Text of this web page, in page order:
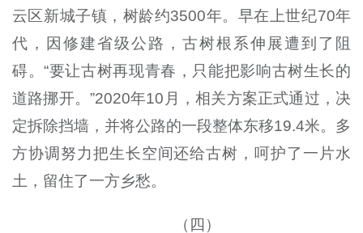
云区新城子镇，树龄约3500年。早在上世纪70年
代，因修建省级公路，古树根系伸展遭到了阻
碍。“要让古树再现青春，只能把影响古树生长的
道路挪开。”2020年10月，相关方案正式通过，决
定拆除挡墙，并将公路的一段整体东移19.4米。多
方协调努力把生长空间还给古树，呵护了一片水
土，留住了一方乡愁。
（四）